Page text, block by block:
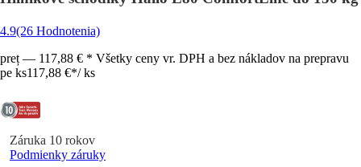
4.9(26 Hodnotenia)
preț — 117,88 € * Všetky ceny vr. DPH a bez nákladov na prepravu
pe ks117,88 €*/ ks
Záruka 10 rokov
Podmienky záruky